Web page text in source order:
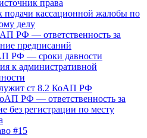
права
подачи кассационной жалобы по
делу
РФ — ответственность за
предписаний
РФ — сроки давности
к административной
ст 8.2 КоАП РФ
РФ — ответственность за
без регистрации по месту
#15